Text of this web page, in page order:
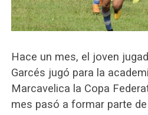
Hace un mes, el joven
Garcés jugó para la
Marcavelica la Copa
mes pasó a formar parte